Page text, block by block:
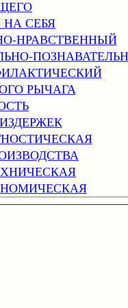
СЕБЯ
НРАВСТВЕННЫЙ
РЫЧАГА